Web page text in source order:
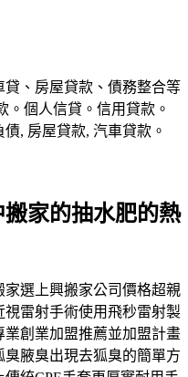
、房屋貸款、債務整合等
。個人信貸。信用貸款。
, 房屋貸款, 汽車貸款。
家的抽水肥的熱
選上興搬家公司價格超親
視雷射手術使用飛秒雷射製
創業加盟推薦並加盟計畫
腋臭出現去狐臭的簡單方